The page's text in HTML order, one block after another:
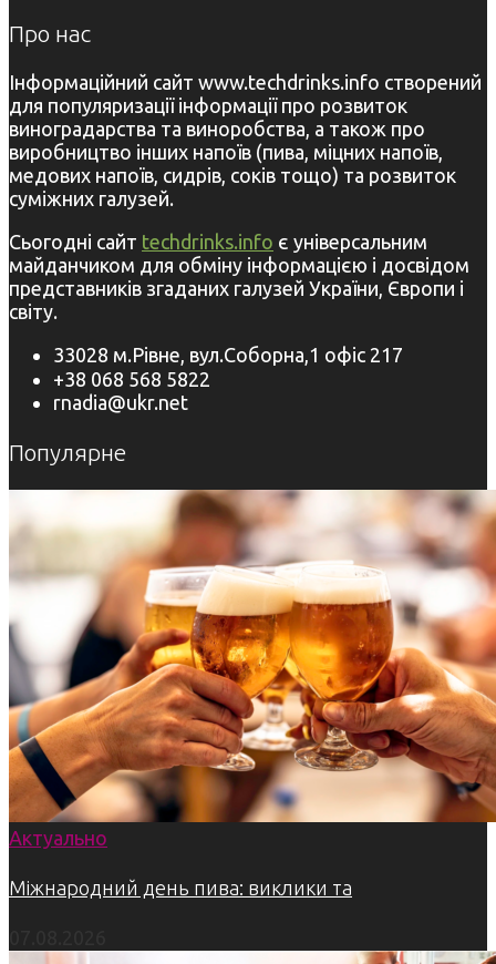
Про нас
Інформаційний сайт www.techdrinks.info створений
для популяризації інформації про розвиток
виноградарства та виноробства, а також про
виробництво інших напоїв (пива, міцних напоїв,
медових напоїв, сидрів, соків тощо) та розвиток
суміжних галузей.
Сьогодні сайт techdrinks.info є універсальним
майданчиком для обміну інформацією і досвідом
представників згаданих галузей України, Європи і
світу.
33028 м.Рівне, вул.Соборна,1 офіс 217
+38 068 568 5822
rnadia@ukr.net
Популярне
Актуально
Міжнародний день пива: виклики та